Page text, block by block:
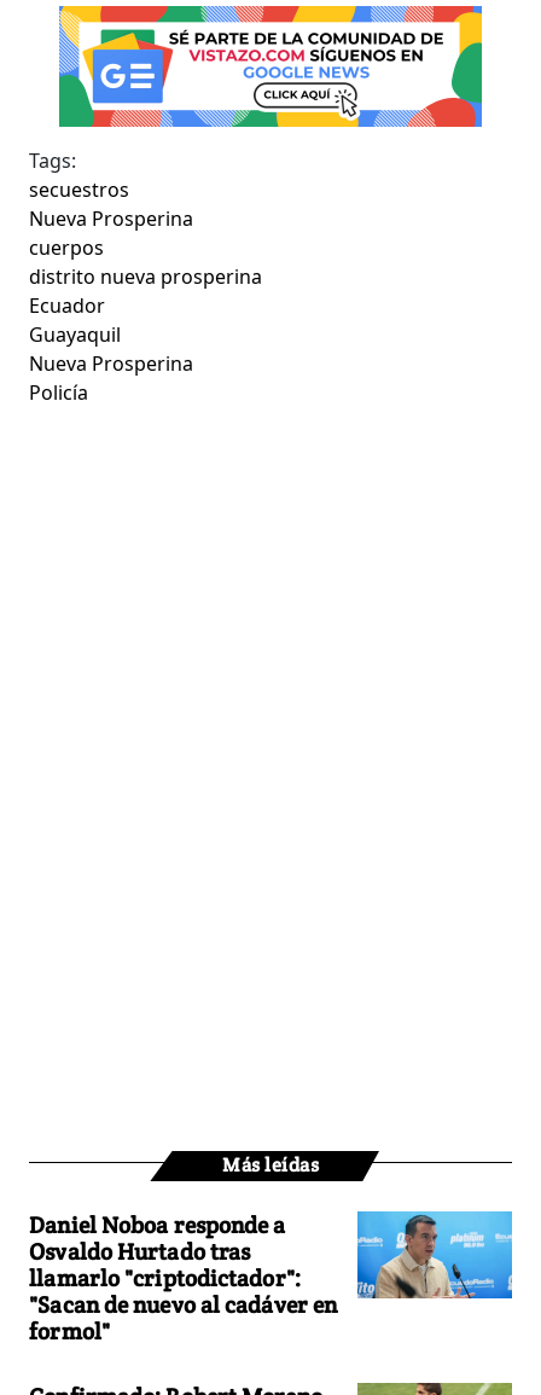
Tags:
secuestros
Nueva Prosperina
cuerpos
distrito nueva prosperina
Ecuador
Guayaquil
Nueva Prosperina
Policía
Más leídas
Daniel Noboa responde a
Osvaldo Hurtado tras
llamarlo "criptodictador":
"Sacan de nuevo al cadáver en
formol"